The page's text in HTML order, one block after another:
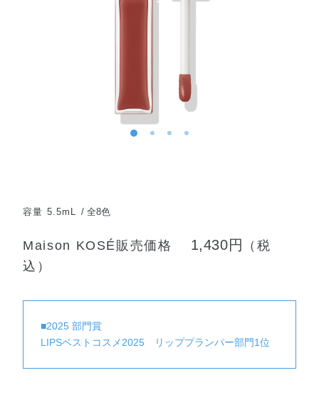
容量 5.5mL 全8色
Maison KOSÉ販売価格 1,430円
（税
込）
■2025 部門賞
LIPSベストコスメ2025 リッププランパー部門1位